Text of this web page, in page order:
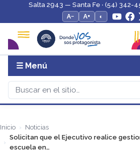
Salta 2943 — Santa Fe · (54) 342-
A−
A+ ◐
☰ Menú
Inicio
Noticias
Solicitan que el Ejecutivo realice
escuela en…